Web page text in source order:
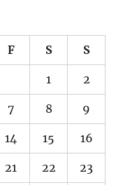
F S S
1 2
7 8 9
14 15 16
21 22 23